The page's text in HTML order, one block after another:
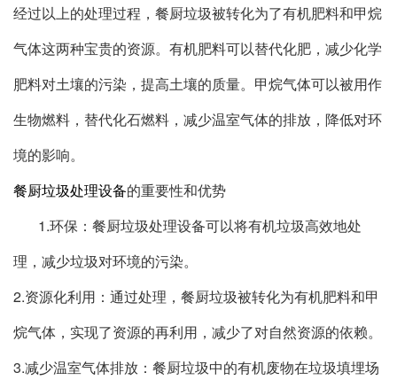
经过以上的处理过程，餐厨垃圾被转化为了有机肥料和甲烷
气体这两种宝贵的资源。有机肥料可以替代化肥，减少化学
肥料对土壤的污染，提高土壤的质量。甲烷气体可以被用作
生物燃料，替代化石燃料，减少温室气体的排放，降低对环
境的影响。
餐厨垃圾处理设备的重要性和优势
1.环保：餐厨垃圾处理设备可以将有机垃圾高效地处
理，减少垃圾对环境的污染。
2.资源化利用：通过处理，餐厨垃圾被转化为有机肥料和甲
烷气体，实现了资源的再利用，减少了对自然资源的依赖。
3.减少温室气体排放：餐厨垃圾中的有机废物在垃圾填埋场